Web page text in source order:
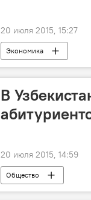
20 июля 2015, 15:27
Экономика
В
20 июля 2015, 14:59
Общество